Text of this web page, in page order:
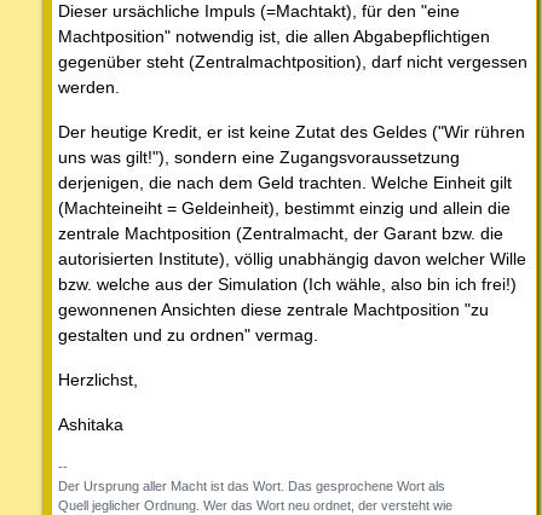
Dieser ursächliche Impuls (=Machtakt), für den "eine
Machtposition" notwendig ist, die allen Abgabepflichtigen
gegenüber steht (Zentralmachtposition), darf nicht vergessen
werden.
Der heutige Kredit, er ist keine Zutat des Geldes ("Wir rühren
uns was gilt!"), sondern eine Zugangsvoraussetzung
derjenigen, die nach dem Geld trachten. Welche Einheit gilt
(Machteineiht = Geldeinheit), bestimmt einzig und allein die
zentrale Machtposition (Zentralmacht, der Garant bzw. die
autorisierten Institute), völlig unabhängig davon welcher Wille
bzw. welche aus der Simulation (Ich wähle, also bin ich frei!)
gewonnenen Ansichten diese zentrale Machtposition "zu
gestalten und zu ordnen" vermag.
Herzlichst,
Ashitaka
--
Der Ursprung aller Macht ist das Wort. Das gesprochene Wort als
Quell jeglicher Ordnung. Wer das Wort neu ordnet, der versteht wie